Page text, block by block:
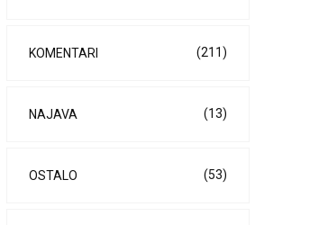
KOMENTARI (211)
NAJAVA (13)
OSTALO (53)